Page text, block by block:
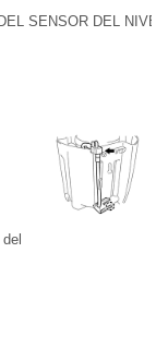
SENSOR DEL NIVEL